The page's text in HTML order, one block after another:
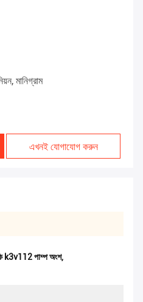
মানিগ্রাম
এখনই যোগাযোগ করুন
k3v112 পাম্প অংশ,